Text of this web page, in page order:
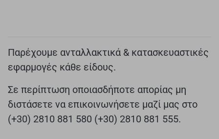
Παρέχουμε ανταλλακτικά & κατασκευαστικές
εφαρμογές κάθε είδους.
Σε περίπτωση οποιασδήποτε απορίας μη
διστάσετε να επικοινωνήσετε μαζί μας στο
(+30) 2810 881 580 (+30) 2810 881 555.